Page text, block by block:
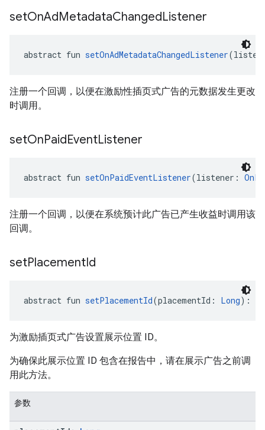
setOnAdMetadataChangedListener
abstract fun setOnAdMetadataChangedListener
注册一个回调，以便在激励性插页式广告的元数据发生更改
时调用。
setOnPaidEventListener
abstract fun setOnPaidEventListener(listener:
注册一个回调，以便在系统预计此广告已产生收益时调用该
回调。
setPlacementId
abstract fun setPlacementId(placementId: Long):
为激励插页式广告设置展示位置 ID。
为确保此展示位置 ID 包含在报告中，请在展示广告之前调
用此方法。
参数